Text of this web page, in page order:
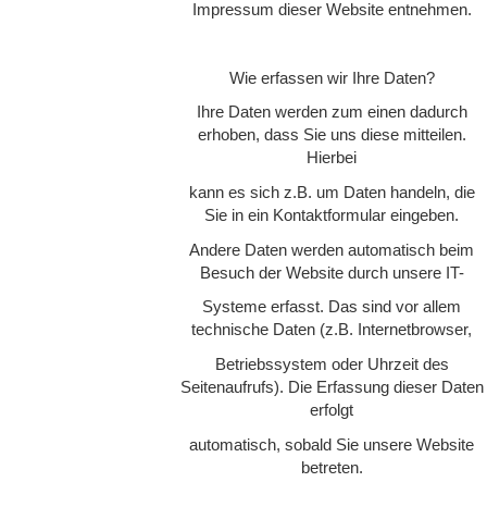
Impressum dieser Website entnehmen.
Wie erfassen wir Ihre Daten?
Ihre Daten werden zum einen dadurch
erhoben, dass Sie uns diese mitteilen.
Hierbei
kann es sich z.B. um Daten handeln, die
Sie in ein Kontaktformular eingeben.
Andere Daten werden automatisch beim
Besuch der Website durch unsere IT-
Systeme erfasst. Das sind vor allem
technische Daten (z.B. Internetbrowser,
Betriebssystem oder Uhrzeit des
Seitenaufrufs). Die Erfassung dieser Daten
erfolgt
automatisch, sobald Sie unsere Website
betreten.